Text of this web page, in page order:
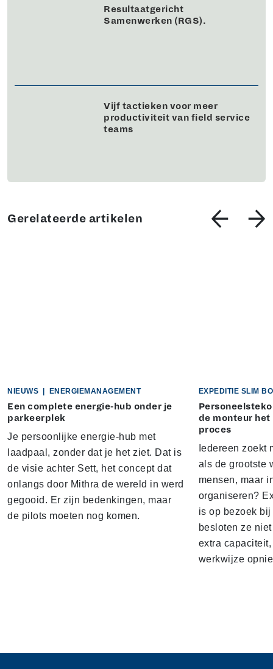
Resultaatgericht
Samenwerken (RGS).
Vijf tactieken voor meer
productiviteit van field service
teams
Gerelateerde artikelen
NIEUWS ENERGIEMANAGEMENT
Een complete energie-hub onder je
parkeerplek
Je persoonlijke energie-hub met
laadpaal, zonder dat je het ziet. Dat is
de visie achter Sett, het concept dat
onlangs door Mithra de wereld in werd
gegooid. Er zijn bedenkingen, maar
de pilots moeten nog komen.
EXPEDITIE SLIM
de monteur
proces
Iedereen zoekt
als de grootste
mensen, maar
organiseren?
is op bezoek
besloten ze
extra
werkwijze